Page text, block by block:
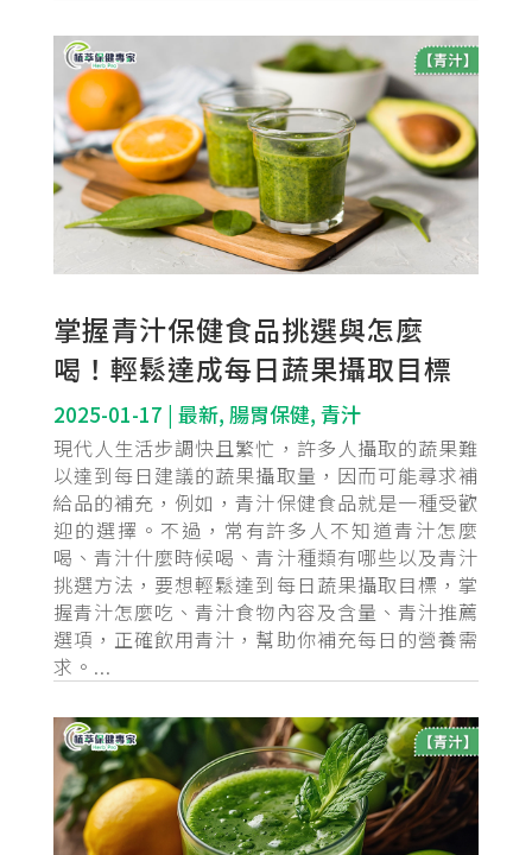
掌握青汁保健食品挑選與怎麼
喝！輕鬆達成每日蔬果攝取目標
2025-01-17 | 最新, 腸胃保健, 青汁
現代人生活步調快且繁忙，許多人攝取的蔬果難
以達到每日建議的蔬果攝取量，因而可能尋求補
給品的補充，例如，青汁保健食品就是一種受歡
迎的選擇。不過，常有許多人不知道青汁怎麼
喝、青汁什麼時候喝、青汁種類有哪些以及青汁
挑選方法，要想輕鬆達到每日蔬果攝取目標，掌
握青汁怎麼吃、青汁食物內容及含量、青汁推薦
選項，正確飲用青汁，幫助你補充每日的營養需
求。...